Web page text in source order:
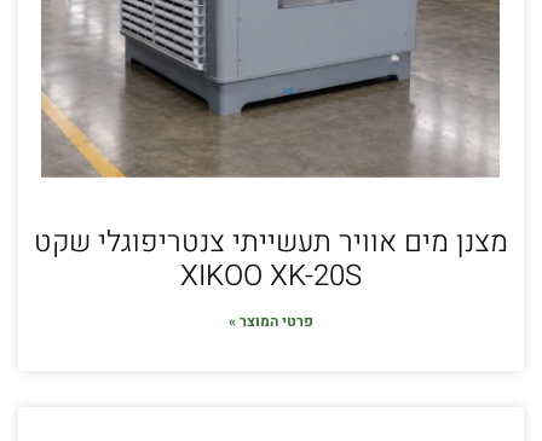
מצנן מים אוויר תעשייתי צנטריפוגלי שקט
XIKOO XK-20S
פרטי המוצר »